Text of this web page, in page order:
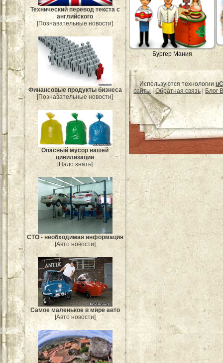
Технический перевод текста с
английского
[Познавательные новости]
Финансовые продукты бизнеса
[Познавательные новости]
Опасный мусор нашей
цивилизации
[Надо знать]
СТО - необходимая информация
[Авто новости]
Самое маленькое в мире авто
[Авто новости]
Бургер Мания
Используются технологии
сайты|Обратная связь Блог